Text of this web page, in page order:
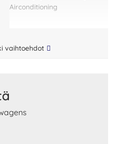
airconditioning
vaihtoehdot